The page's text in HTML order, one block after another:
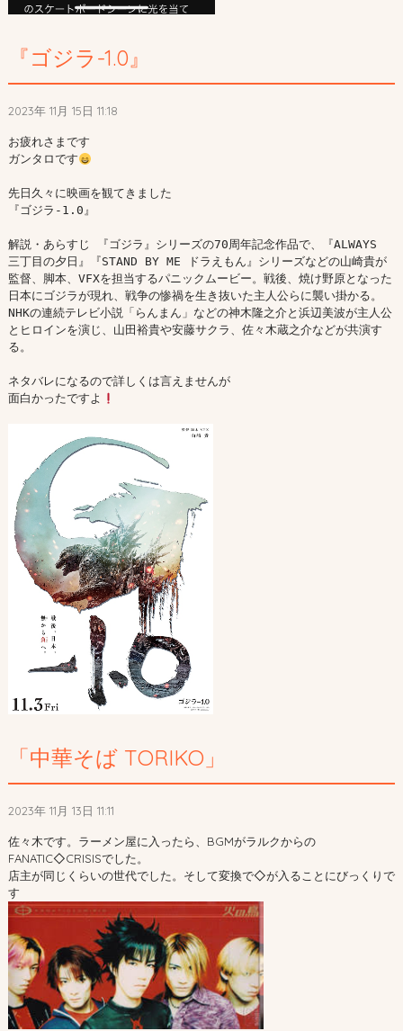
『ゴジラ-1.0』
2023年 11月 15日 11:18
お疲れさまです
ガンタロです
先日久々に映画を観てきました
『ゴジラ-1.0』
解説・あらすじ 『ゴジラ』シリーズの70周年記念作品で、『ALWAYS
三丁目の夕日』『STAND BY ME ドラえもん』シリーズなどの山崎貴が
監督、脚本、VFXを担当するパニックムービー。戦後、焼け野原となった
日本にゴジラが現れ、戦争の惨禍を生き抜いた主人公らに襲い掛かる。
NHKの連続テレビ小説「らんまん」などの神木隆之介と浜辺美波が主人公
とヒロインを演じ、山田裕貴や安藤サクラ、佐々木蔵之介などが共演す
る。
ネタバレになるので詳しくは言えませんが
面白かったですよ
「中華そば TORIKO」
2023年 11月 13日 11:11
佐々木です。ラーメン屋に入ったら、BGMがラルクからの
FANATIC◇CRISISでした。
店主が同じくらいの世代でした。そして変換で◇が入ることにびっくりで
す